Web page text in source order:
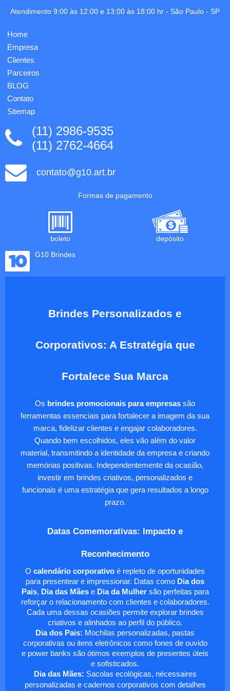
vem na
presente.
1
gravação
nas
peças...
cor já
Atendimento 9:00 às 12:00 e 13:00 às 18:00 hr - São Paulo - SP
Home
Empresa
Clientes
Parceiros
BLOG
Contato
Sitemap
(11) 2986-9535
(11) 2762-4664
contato@g10.art.br
Formas de pagamento
boleto
depósito
G10 Brindes
Brindes Personalizados e
Corporativos: A Estratégia que
Fortalece Sua Marca
Os brindes promocionais para empresas são
ferramentas essenciais para fortalecer a imagem da sua
marca, fidelizar clientes e engajar colaboradores.
Quando bem escolhidos, eles vão além do valor
material, transmitindo a identidade da empresa e criando
memórias positivas. Independentemente da ocasião,
investir em brindes criativos, personalizados e
funcionais é uma estratégia que gera resultados a longo
prazo.
Datas Comemorativas: Impacto e
Reconhecimento
O calendário corporativo é repleto de oportunidades
para presentear e impressionar. Datas como Dia dos
Pais, Dia das Mãese Dia da Mulhersão perfeitas para
reforçar o relacionamento com clientes e colaboradores.
Cada uma dessas ocasiões permite explorar brindes
criativos e alinhados ao perfil do público.
Dia dos Pais: Mochilas personalizadas, pastas
corporativas ou itens eletrônicos como fones de ouvido
e power banks são ótimos exemplos de presentes úteis
e sofisticados.
Dia das Mães: Sacolas ecológicas, nécessaires
personalizadas e cadernos corporativos com detalhes